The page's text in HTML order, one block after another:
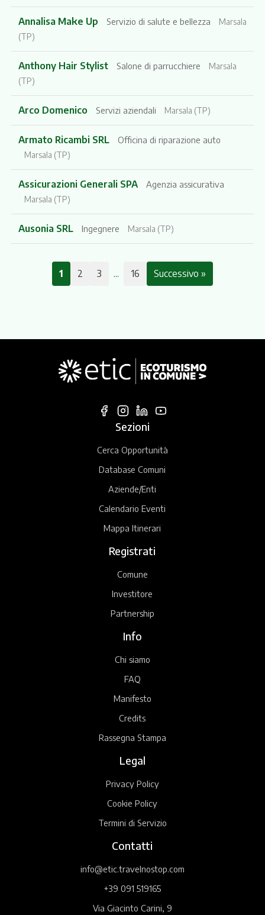
Annalisa Make Up Servizio di salute e bellezza
Marsala
(TP)
Anthony Hair Stylist Salone di parrucchiere
Marsala
(TP)
Arco Domenico Servizi aziendali Marsala (TP)
Armato Ricambi SRL Officina di riparazione auto
Marsala (TP)
Assicurazioni Generali SPA Agenzia assicurativa
Marsala (TP)
Ausonia SRL Ingegnere Marsala (TP)
1 2 3 ... 16 Successivo »
Sezioni
Cerca Opportunità
Database Comuni
Aziende/Enti
Calendario Eventi
Mappa Itinerari
Registrati
Comune
Investitore
Partnership
Info
Chi siamo
FAQ
Manifesto
Credits
Rassegna Stampa
Legal
Privacy Policy
Cookie Policy
Termini di Servizio
Contatti
info@etic.travelnostop.com
+39 091 519165
Via Giacinto Carini, 9